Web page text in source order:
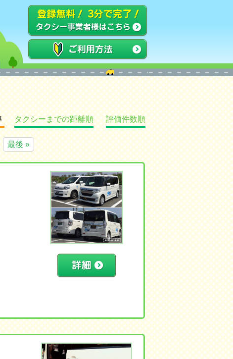
タクシーまでの距離順 評価件数順
最後 »